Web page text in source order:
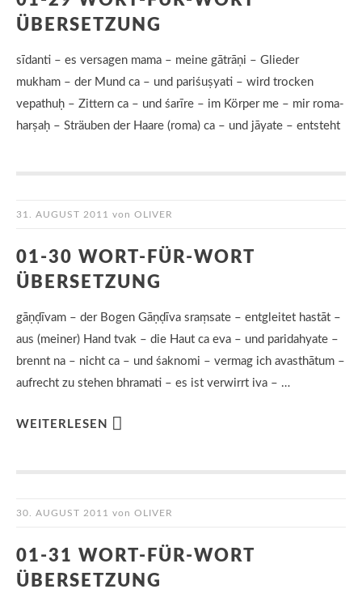
ÜBERSETZUNG
sīdanti – es versagen mama – meine gātrāṇi – Glieder
mukham – der Mund ca – und pariśuṣyati – wird trocken
vepathuḥ – Zittern ca – und śarīre – im Körper me – mir roma-
harṣaḥ – Sträuben der Haare (roma) ca – und jāyate – entsteht
31. AUGUST 2011 von OLIVER
01-30 WORT-FÜR-WORT
ÜBERSETZUNG
gāṇḍīvam – der Bogen Gāṇḍīva sraṃsate – entgleitet hastāt –
aus (meiner) Hand tvak – die Haut ca eva – und paridahyate –
brennt na – nicht ca – und śaknomi – vermag ich avasthātum –
aufrecht zu stehen bhramati – es ist verwirrt iva – …
WEITERLESEN
30. AUGUST 2011 von OLIVER
01-31 WORT-FÜR-WORT
ÜBERSETZUNG